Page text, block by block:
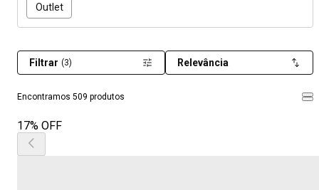
Outlet
Encontramos 509 produtos
Filtrar (3) Relevância
17% OFF